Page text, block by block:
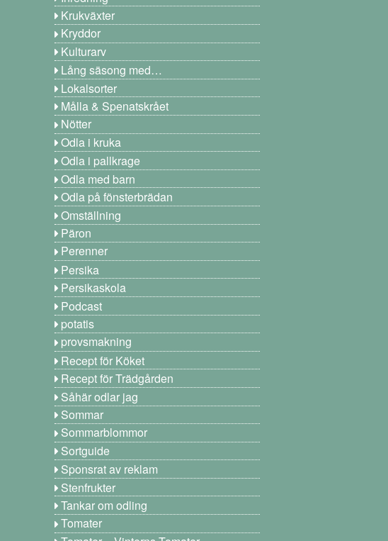
Krukväxter
Kryddor
Kulturarv
Lång säsong med…
Lokalsorter
Målla & Spenatskrået
Nötter
Odla i kruka
Odla i pallkrage
Odla med barn
Odla på fönsterbrädan
Omställning
Päron
Perenner
Persika
Persikaskola
Podcast
potatis
provsmakning
Recept för Köket
Recept för Trädgården
Såhär odlar jag
Sommar
Sommarblommor
Sortguide
Sponsrat av reklam
Stenfrukter
Tankar om odling
Tomater